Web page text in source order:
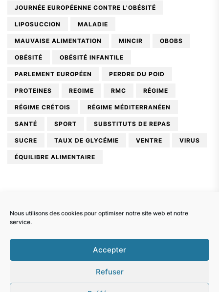
Nous utilisons des cookies pour optimiser notre site web et notre
service.
Accepter
Refuser
JOURNÉE EUROPÉENNE CONTRE L'OBÉSITÉ
LIPOSUCCION MALADIE
MAUVAISE ALIMENTATION MINCIR OBOBS
OBÉSITÉ OBÉSITÉ INFANTILE
PARLEMENT EUROPÉEN PERDRE DU POID
PROTEINES REGIME RMC RÉGIME
RÉGIME CRÉTOIS RÉGIME MÉDITERRANÉEN
SANTÉ SPORT SUBSTITUTS DE REPAS
SUCRE TAUX DE GLYCÉMIE VENTRE VIRUS
ÉQUILIBRE ALIMENTAIRE
Docteur Pierre Azam.
All rights reserved.
Theme: BlogExpress ByThemeinwp.
WordPress.
Up↑
Confidentialité et cookies : ce site utilise des cookies. En continuant
à utiliser ce site Web, vous acceptez leur utilisation.
Pour en savoir plus, notamment sur la façon de contrôler les
cookies, consultez :Politique relative aux cookies